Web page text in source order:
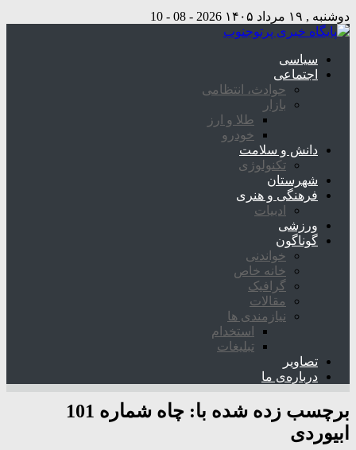
دوشنبه , ۱۹ مرداد ۱۴۰۵ 2026 - 08 - 10
سیاسی
اجتماعی
حوادث، انتظامی
بازار
طلا و ارز
خودرو
دانش و سلامت
تکنولوژی
شهرستان
فرهنگی و هنری
ادبیات
ورزشی
گوناگون
خواندنی
خانه خاص
گرافیک
مقالات
نیازمندی ها
استخدام
تبلیغات
تصاویر
درباره‌ی ما
برچسب زده شده با:
چاه شماره 101
ابیوردی